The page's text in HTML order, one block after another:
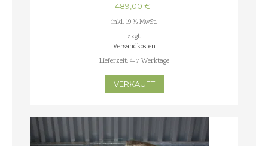
489,00 €
inkl. 19 % MwSt.
zzgl.
Versandkosten
Lieferzeit:4-7 Werktage
VERKAUFT